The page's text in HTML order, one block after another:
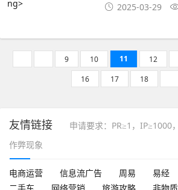
2025-03-29
9 10 11 12
16
17 18
友情链接
申请要求：PR≥1，IP≥1000
作弊现象
电商运营 信息流广告 周易 易经